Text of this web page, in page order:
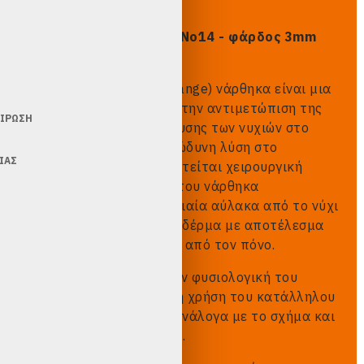
Νάρθηκες B/S κλασικά No14 - φάρδος 3mm
Η εφαρμογή του B/S (spange) νάρθηκα είναι μια
καινοτόμος μέθοδος για την αντιμετώπιση της
ονυχοκρύπτωσης (είσφρυσης των νυχιών στο
δέρμα). Αποτελεί μια ανώδυνη λύση στο
πρόβλημα χωρίς να απαιτείται χειρουργική
επέμβαση. Με τη χρήση του νάρθηκα
απελευθερώνεται η ονυχιαία αύλακα από το νύχι
που έχει εισχωρήσει στο δέρμα με αποτέλεσμα
την γρήγορη ανακούφιση από τον πόνο.
Το νύχι επανέρχεται στην φυσιολογική του
κατάσταση με την σωστή χρήση του κατάλληλου
ελάσματος ορθονυχίας ανάλογα με το σχήμα και
την ποιότητα του νυχιού.